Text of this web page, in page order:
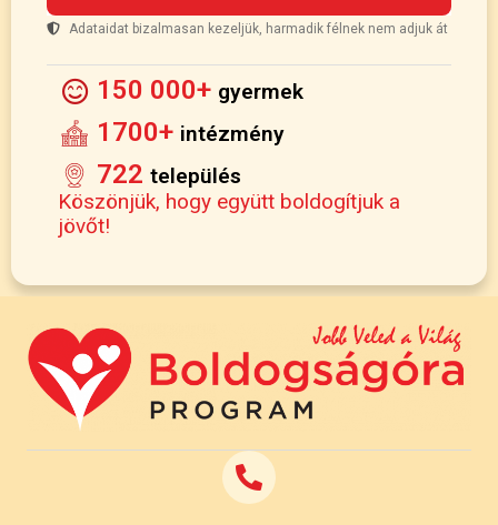
Adataidat bizalmasan kezeljük, harmadik félnek nem adjuk át
150 000+ gyermek
1700+ intézmény
722 település
Köszönjük, hogy együtt boldogítjuk a
jövőt!